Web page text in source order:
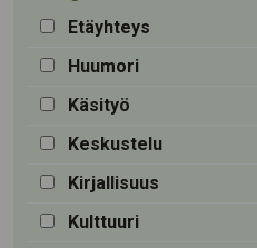
Etäyhteys
Huumori
Käsityö
Keskustelu
Kirjallisuus
Kulttuuri